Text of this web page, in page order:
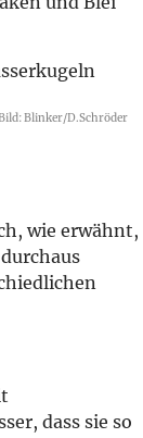
Blinker/D.Schröder
wie erwähnt,
dass sie so